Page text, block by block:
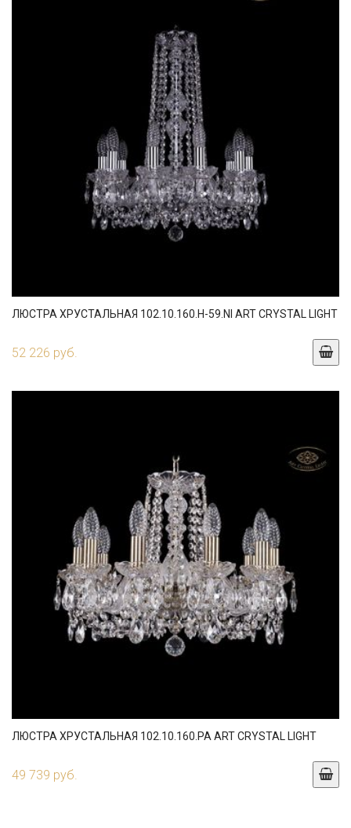
ЛЮСТРА ХРУСТАЛЬНАЯ 102.10.160.H-59.NI ART CRYSTAL LIGHT
52 226 руб.
ЛЮСТРА ХРУСТАЛЬНАЯ 102.10.160.PA ART CRYSTAL LIGHT
49 739 руб.